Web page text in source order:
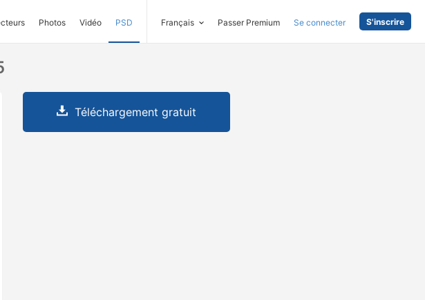
Photos Vidéo PSD Français Passer Premium Se connecter S'inscrire
Téléchargement gratuit